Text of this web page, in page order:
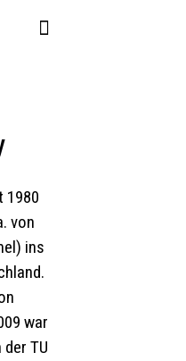
1980
von
ins
war
TU